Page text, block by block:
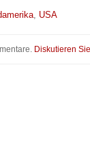
, USA
Diskutieren